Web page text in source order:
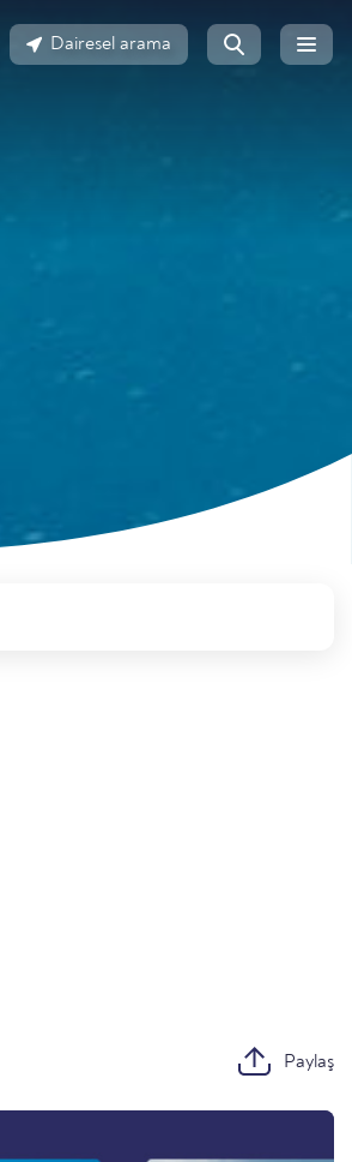
Dairesel arama
Paylaş